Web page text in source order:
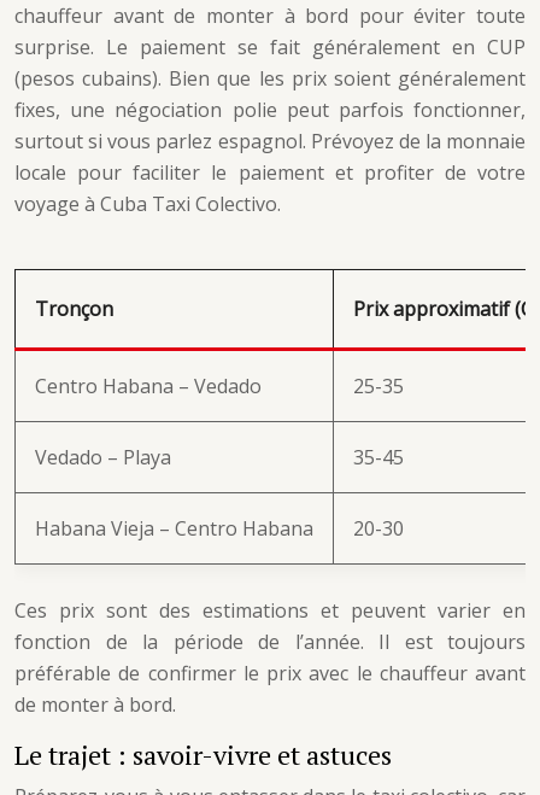
chauffeur avant de monter à bord pour éviter toute
surprise. Le paiement se fait généralement en CUP
(pesos cubains). Bien que les prix soient généralement
fixes, une négociation polie peut parfois fonctionner,
surtout si vous parlez espagnol. Prévoyez de la monnaie
locale pour faciliter le paiement et profiter de votre
voyage à Cuba Taxi Colectivo.
Tronçon Prix approximatif
Centro Habana – Vedado 25-35
Vedado – Playa 35-45
Habana Vieja – Centro Habana 20-30
Ces prix sont des estimations et peuvent varier en
fonction de la période de l’année. Il est toujours
préférable de confirmer le prix avec le chauffeur avant
de monter à bord.
Le trajet : savoir-vivre et astuces